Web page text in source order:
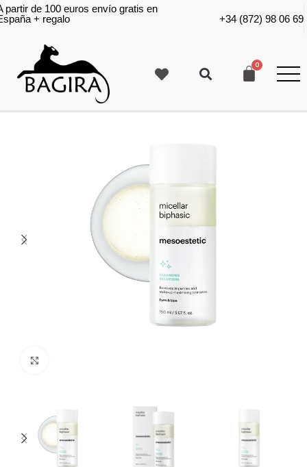
partir de 100 euros envío gratis en
+ regalo
+34 (872) 98 06 69